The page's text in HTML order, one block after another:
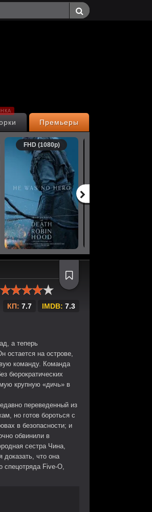
Премьеры
FHD (1080p)
КП: 7.7 IMDB: 7.3
а теперь
остается на острове,
команду. Команда
бюрократических
крупную «дичь» в
переведенный из
но готов бороться с
в безопасности; и
обвинили в
сестра Чина,
доказать, что она
спецотряда Five-O,